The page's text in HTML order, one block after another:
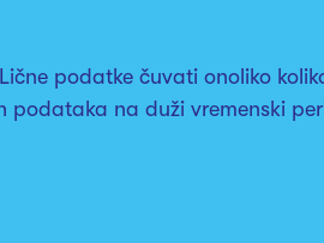
podatke čuvati onoliko
podataka na duži vremenski